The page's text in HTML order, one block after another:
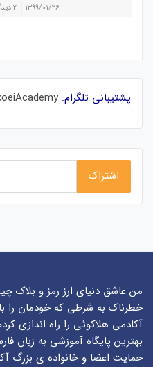
۱۳۹۹/۰۱/۲۶ ۲ دیدگاه
پشتیبانی تلگرام:
من عاشق دنیای ارز رمز و بلاک
خطرناک به شرطی که خودمان را
آکادمی هلاکوئی را راه اندازی
بهترین پایگاه آموزشی به زبان
حمایت اعضا و خانواده ی بزرگ